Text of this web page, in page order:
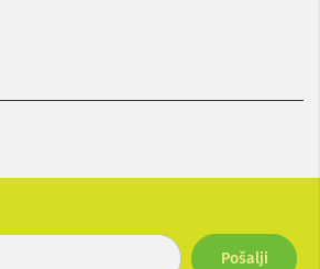
Pošalji